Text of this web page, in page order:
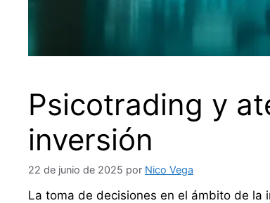
Psicotrading y
inversión
22 de junio de 2025 por Nico Vega
La toma de decisiones en el ámbito de la